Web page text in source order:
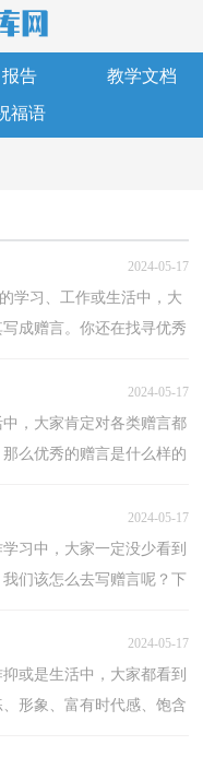
报告
教学文档
福语
2024-05-17
学习、工作或生活中，大
成赠言。你还在找寻优秀
2024-05-17
，大家肯定对各类赠言都
么优秀的赠言是什么样的
2024-05-17
习中，大家一定没少看到
们该怎么去写赠言呢？下
2024-05-17
或是生活中，大家都看到
形象、富有时代感、饱含